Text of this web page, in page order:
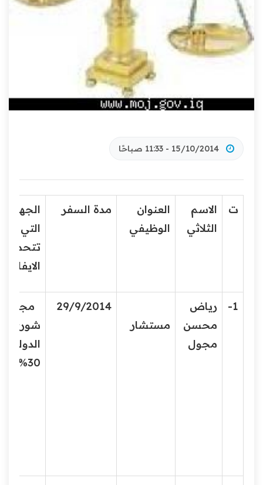
15/10/2014 - 11:33 صباحًا
ت
الاسم
الثلاثي
العنوان
الوظيفي
مدة السفر
الجهة
التي
تتحمل
الايفاد
1-
رياض
محسن
مجول
مستشار
29/9/2014
مجلس
شورى
الدولة
30%